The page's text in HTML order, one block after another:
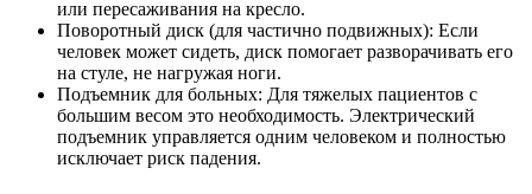
или пересаживания на кресло.
Поворотный диск (для частично подвижных): Если
человек может сидеть, диск помогает разворачивать его
на стуле, не нагружая ноги.
Подъемник для больных: Для тяжелых пациентов с
большим весом это необходимость. Электрический
подъемник управляется одним человеком и полностью
исключает риск падения.